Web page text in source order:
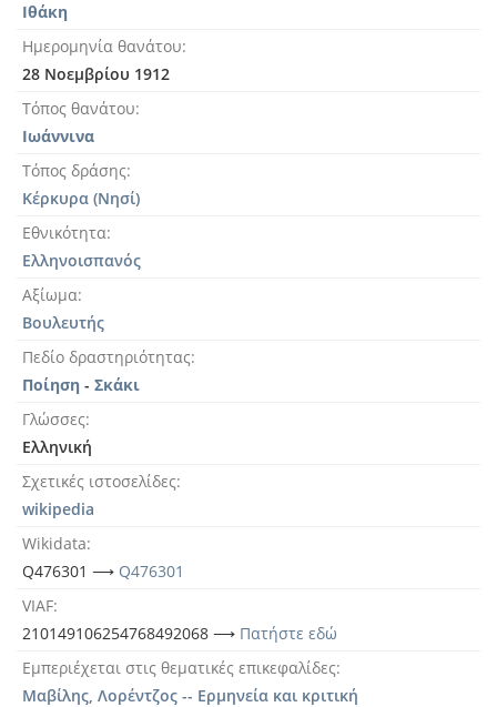
Ιθάκη
Ημερομηνία θανάτου
28 Νοεμβρίου 1912
Τόπος θανάτου
Ιωάννινα
Τόπος δράσης
Κέρκυρα (Νησί)
Εθνικότητα
Ελληνοισπανός
Αξίωμα
Βουλευτής
Πεδίο δραστηριότητας
Ποίηση - Σκάκι
Γλώσσες
Ελληνική
Σχετικές ιστοσελίδες
wikipedia
Wikidata
Q476301 ⟶ Q476301
VIAF
210149106254768492068 ⟶ Πατήστε εδώ
Εμπεριέχεται στις θεματικές επικεφαλίδες
Μαβίλης, Λορέντζος -- Ερμηνεία και κριτική